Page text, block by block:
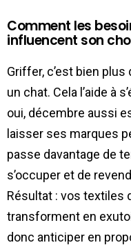
Comment les
influencent son
Griffer, c’est bien plus
un chat. Cela l’aide à
oui, décembre aussi
laisser ses marques
passe davantage de
s’occuper et de
Résultat : vos textiles
transforment en
donc anticiper en